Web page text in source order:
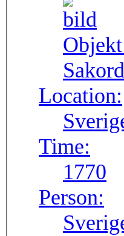
Location:
Time:
1770
Person: